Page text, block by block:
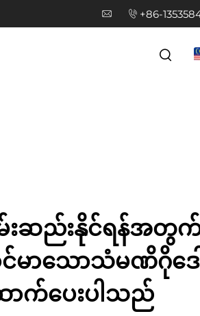
+86-
းဆည်းနိုင်ရန်အတွ
ာသောသံမဏိဂိုဒေ
ာက်ပေးပါသည်